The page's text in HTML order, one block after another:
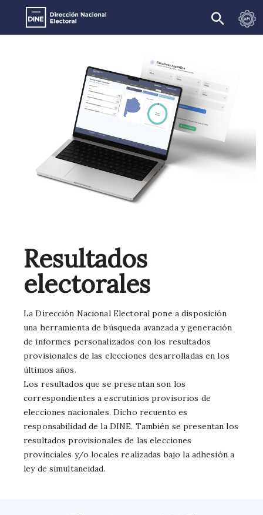
Resultados
electorales
La Dirección Nacional Electoral pone a disposición
una herramienta de búsqueda avanzada y generación
de informes personalizados con los resultados
provisionales de las elecciones desarrolladas en los
últimos años.
Los resultados que se presentan son los
correspondientes a escrutinios provisorios de
elecciones nacionales. Dicho recuento es
responsabilidad de la DINE. También se presentan los
resultados provisionales de las elecciones
provinciales y/o locales realizadas bajo la adhesión a
ley de simultaneidad.